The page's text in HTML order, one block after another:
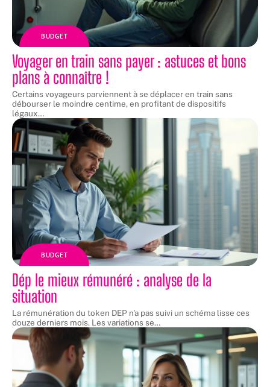
BUDGET
Voyager en train sans payer : astuces et bons
plans à connaître !
Certains voyageurs parviennent à se déplacer en train sans
débourser le moindre centime, en profitant de dispositifs
légaux…
BUDGET
Dép le mieux rémunéré : analyse de la
situation
La rémunération du token DEP n'a pas suivi un schéma lisse ces
douze derniers mois. Les variations se…